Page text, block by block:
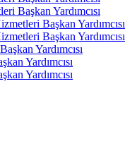
Başkan Yardımcısı
Başkan Yardımcısı
Başkan Yardımcısı
Yardımcısı
Yardımcısı
Yardımcısı